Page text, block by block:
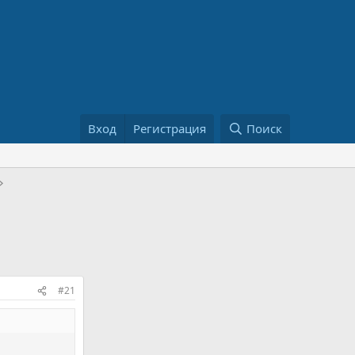
Вход Регистрация Поиск
#21